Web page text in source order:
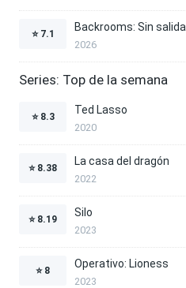
⭐ 7.1
Backrooms: Sin salida
2026
Series: Top de la semana
⭐ 8.3
Ted Lasso
2020
⭐ 8.38
La casa del dragón
2022
⭐ 8.19
Silo
2023
⭐ 8
Operativo: Lioness
2023